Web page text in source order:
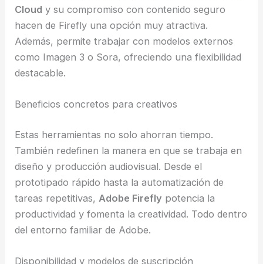
Cloud y su compromiso con contenido seguro
hacen de Firefly una opción muy atractiva.
Además, permite trabajar con modelos externos
como Imagen 3 o Sora, ofreciendo una flexibilidad
destacable.
Beneficios concretos para creativos
Estas herramientas no solo ahorran tiempo.
También redefinen la manera en que se trabaja en
diseño y producción audiovisual. Desde el
prototipado rápido hasta la automatización de
tareas repetitivas, Adobe Firefly potencia la
productividad y fomenta la creatividad. Todo dentro
del entorno familiar de Adobe.
Disponibilidad y modelos de suscripción